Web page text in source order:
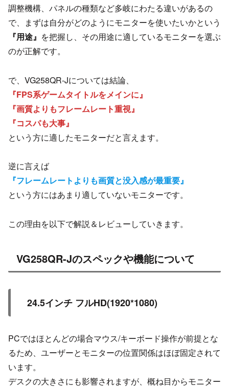
調整機構、パネルの種類など多岐にわたる違いがあるの
で、まずは自分がどのようにモニターを使いたいかという
『用途』 を把握し、その用途に適しているモニターを選ぶ
のが正解です。
で、VG258QR-Jについては結論、
『FPS系ゲームタイトルをメインに』
『画質よりもフレームレート重視』
『コスパも大事』
という方に適したモニターだと言えます。
逆に言えば
『フレームレートよりも画質と没入感が最重要』
という方にはあまり適していないモニターです。
この理由を以下で解説＆レビューしていきます。
VG258QR-Jのスペックや機能について
24.5インチ フルHD(1920*1080)
PCではほとんどの場合マウス/キーボード操作が前提とな
るため、ユーザーとモニターの位置関係はほぼ固定されて
います。
デスクの大きさにも影響されますが、概ね目からモニター